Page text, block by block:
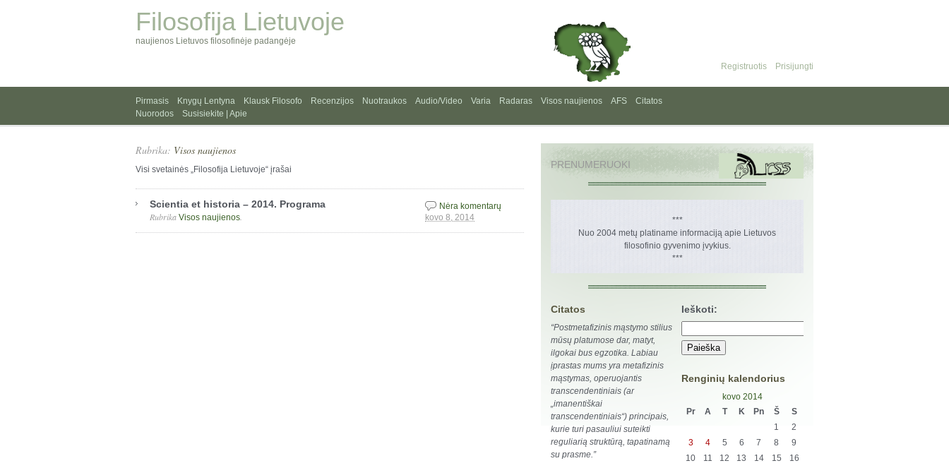
Filosofija Lietuvoje
naujienos Lietuvos filosofinėje padangėje
Prisijungti
Registruotis
Pirmasis Knygų Lentyna Klausk Filosofo Recenzijos Nuotraukos Audio/Video Varia Radaras Visos naujienos AFS
Citatos
Nuorodos
Susisiekite | Apie
Rubrika: Visos naujienos
Visi svetainės „Filosofija Lietuvoje“ įrašai
Scientia et historia – 2014. Programa
kovo 8, 2014
Rubrika Visos naujienos
Nėra komentarų
PRENUMERUOKI
***
Nuo 2004 metų platiname informaciją apie Lietuvos
filosofinio gyvenimo įvykius.
***
Citatos
“Postmetafizinis mąstymo stilius
mūsų platumose dar, matyt,
ilgokai bus egzotika. Labiau
įprastas mums yra metafizinis
mąstymas, operuojantis
transcendentiniais (ar
„imanentiškai
transcendentiniais“) principais,
kurie turi pasauliui suteikti
reguliarią struktūrą, tapatinamą
su prasme.”
Ieškoti:
Renginių kalendorius
kovo 2014
Pr
A T K Pn Š
S
1
2
3
4 5 6 7 8
9
10
11 12 13 14 15
16